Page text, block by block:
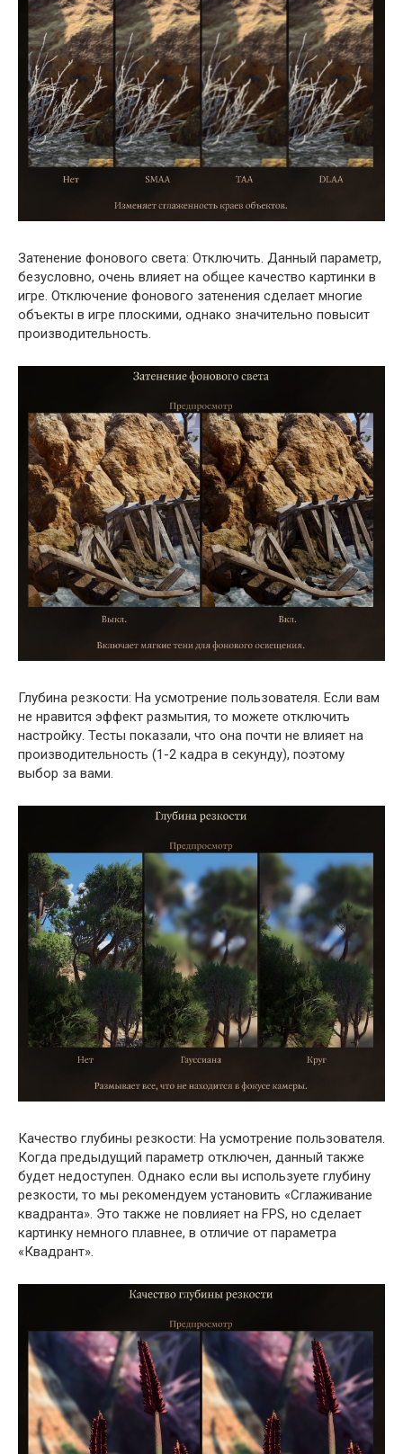
Затенение фонового света: Отключить. Данный параметр,
безусловно, очень влияет на общее качество картинки в
игре. Отключение фонового затенения сделает многие
объекты в игре плоскими, однако значительно повысит
производительность.
Глубина резкости: На усмотрение пользователя. Если вам
не нравится эффект размытия, то можете отключить
настройку. Тесты показали, что она почти не влияет на
производительность (1-2 кадра в секунду), поэтому
выбор за вами.
Качество глубины резкости: На усмотрение пользователя.
Когда предыдущий параметр отключен, данный также
будет недоступен. Однако если вы используете глубину
резкости, то мы рекомендуем установить «Сглаживание
квадранта». Это также не повлияет на FPS, но сделает
картинку немного плавнее, в отличие от параметра
«Квадрант».